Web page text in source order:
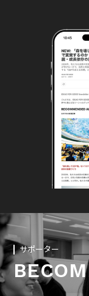
サポーター